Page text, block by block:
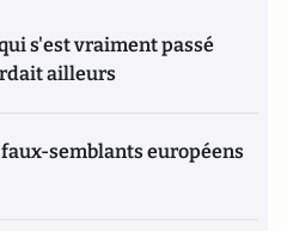
s'est vraiment passé
ailleurs
semblants européens